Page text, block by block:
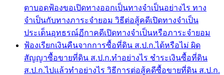
ตาบอดฟ้องขอเปิดทางออกเป็นทางจำเป็นอย่างไร ทาง
จำเป็นกับทางภาระจำยอม วิธีต่อสู้คดีเปิดทางจำเป็น
ประเด็นอุทธรณ์ฏีกาคดีเปิดทางจำเป็นหรือภาระจำยอม
ฟ้องเรียกเงินคืนจากการซื้อที่ดิน ส.ป.ก.ได้หรือไม่ ผิด
สัญญาซื้อขายที่ดิน ส.ป.ก.ทำอย่างไร ชำระเงินซื้อที่ดิน
ส.ป.ก.ไปแล้วทำอย่างไร วิธีการต่อสู้คดีซื้อขายที่ดิน ส.ป.ก.